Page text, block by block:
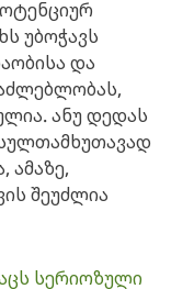
უბოჭავს
და
ანუ დედას
ამაზე,
შეუძლია
სერიოზული